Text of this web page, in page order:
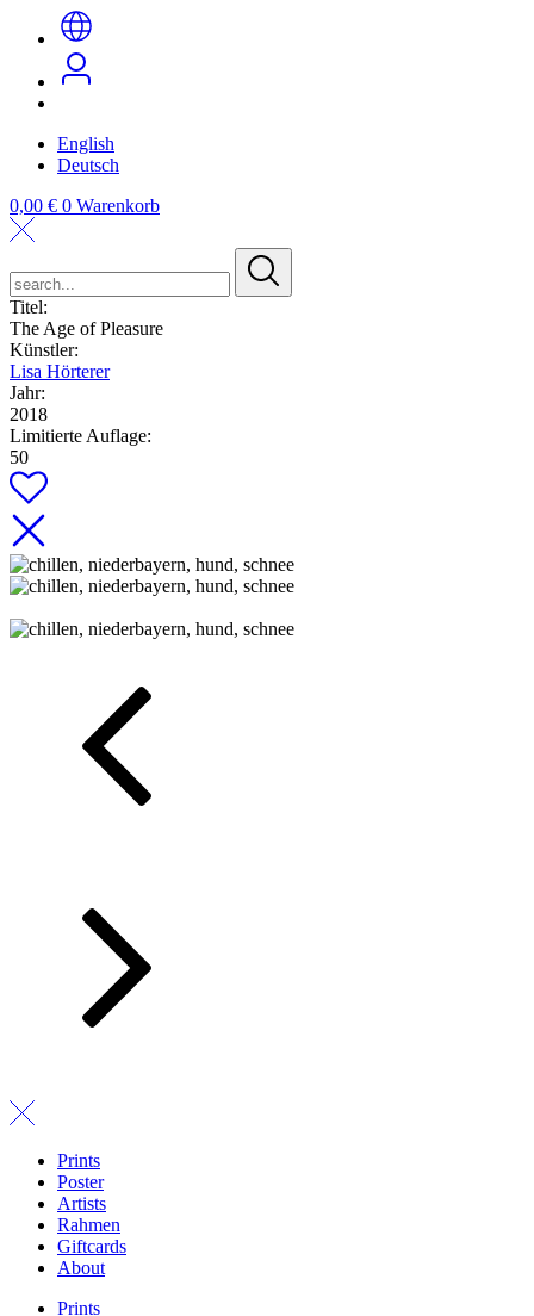
English
Deutsch
0,00 € 0 Warenkorb
Titel:
The Age of Pleasure
Künstler:
Lisa Hörterer
Jahr:
2018
Limitierte Auflage:
50
Prints
Poster
Artists
Rahmen
Giftcards
About
Prints